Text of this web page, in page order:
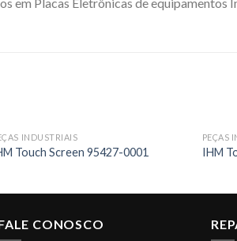
INDUSTRIAIS
Touch Screen 95427-0001
PEÇAS
IHM
CONOSCO